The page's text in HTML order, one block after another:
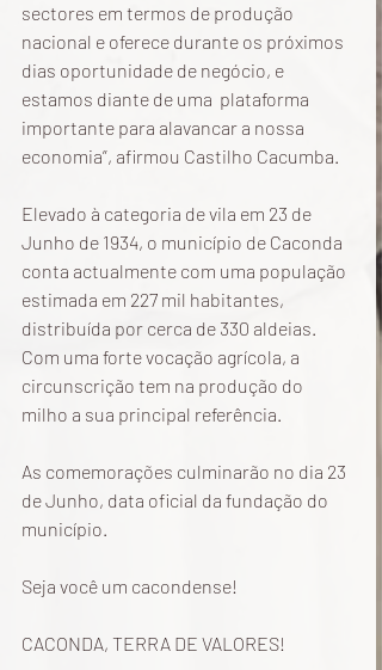
sectores em termos de produção
nacional e oferece durante os próximos
dias oportunidade de negócio, e
estamos diante de uma  plataforma
importante para alavancar a nossa
economia”, afirmou Castilho Cacumba.
Elevado à categoria de vila em 23 de
Junho de 1934, o município de Caconda
conta actualmente com uma população
estimada em 227 mil habitantes,
distribuída por cerca de 330 aldeias.
Com uma forte vocação agrícola, a
circunscrição tem na produção do
milho a sua principal referência.
As comemorações culminarão no dia 23
de Junho, data oficial da fundação do
município.
Seja você um cacondense!
CACONDA, TERRA DE VALORES!